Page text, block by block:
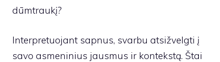
dūmtraukį?
Interpretuojant sapnus, svarbu atsižvelgti į
savo asmeninius jausmus ir kontekstą. Štai